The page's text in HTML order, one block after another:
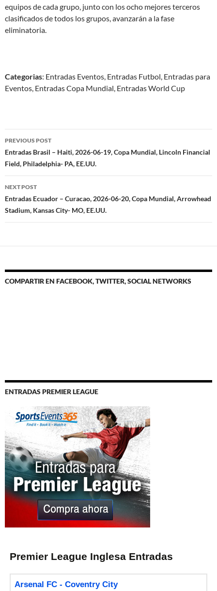
equipos de cada grupo, junto con los ocho mejores terceros
clasificados de todos los grupos, avanzarán a la fase
eliminatoria.
Categorias: Entradas Eventos, Entradas Futbol, Entradas para
Eventos, Entradas Copa Mundial, Entradas World Cup
Post
navigation
PREVIOUS POST
Entradas Brasil – Haiti, 2026-06-19, Copa Mundial, Lincoln Financial
Field, Philadelphia- PA, EE.UU.
NEXT POST
Entradas Ecuador – Curacao, 2026-06-20, Copa Mundial, Arrowhead
Stadium, Kansas City- MO, EE.UU.
COMPARTIR EN FACEBOOK, TWITTER, SOCIAL NETWORKS
ENTRADAS PREMIER LEAGUE